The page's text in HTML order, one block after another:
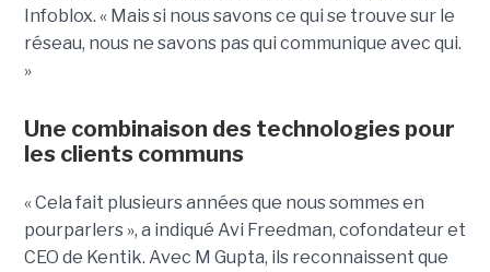
Infoblox. « Mais si nous savons ce qui se trouve sur le
réseau, nous ne savons pas qui communique avec qui.
»
Une combinaison des technologies pour
les clients communs
« Cela fait plusieurs années que nous sommes en
pourparlers », a indiqué Avi Freedman, cofondateur et
CEO de Kentik. Avec M Gupta, ils reconnaissent que